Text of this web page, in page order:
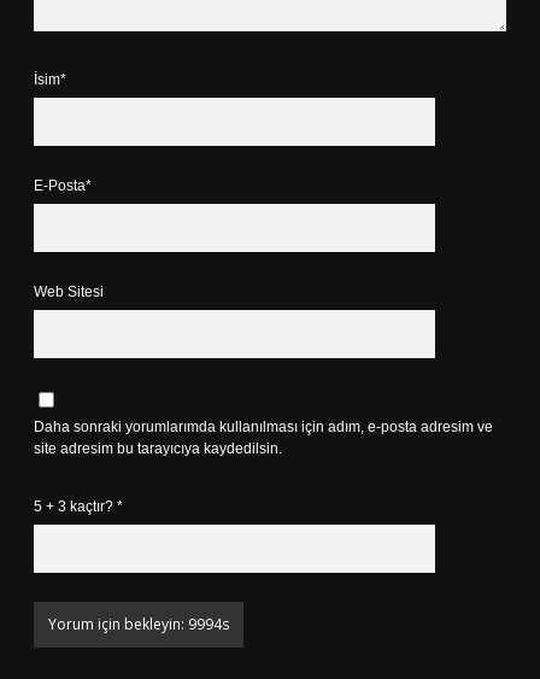
İsim*
E-Posta*
Web Sitesi
Daha sonraki yorumlarımda kullanılması için adım, e-posta adresim ve
site adresim bu tarayıcıya kaydedilsin.
5 + 3 kaçtır? *